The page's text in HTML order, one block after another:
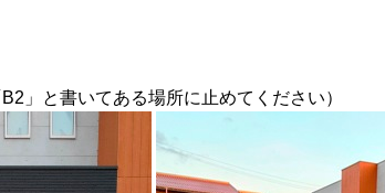
」と書いてある場所に止めてください）